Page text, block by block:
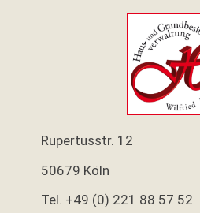
Rupertusstr. 12
50679 Köln
Tel. +49 (0) 221 88 57 52